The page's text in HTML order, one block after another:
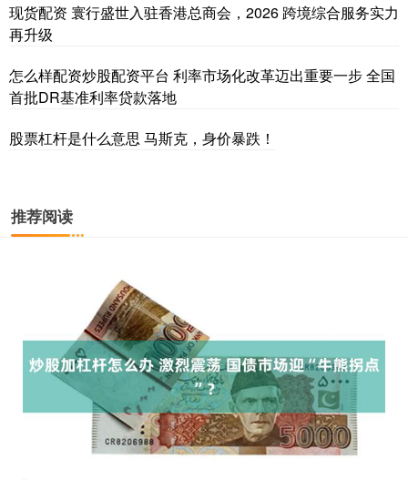
现货配资 寰行盛世入驻香港总商会，2026 跨境综合服务实力
再升级
怎么样配资炒股配资平台 利率市场化改革迈出重要一步 全国
首批DR基准利率贷款落地
股票杠杆是什么意思 马斯克，身价暴跌！
推荐阅读